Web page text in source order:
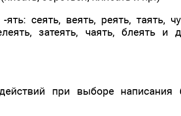
сеять, веять, реять, таять,
затеять, чаять, блеять
при выборе написания